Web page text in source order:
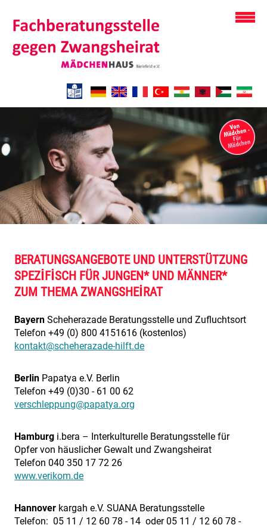
BERATUNGSANGEBOTE UND UNTERSTÜTZUNG
SPEZIFISCH FÜR JUNGEN* UND MÄNNER*
ZUM THEMA ZWANGSHEIRAT
BayernScheherazade Beratungsstelle und Zufluchtsort
Telefon +49 (0) 800 4151616 (kostenlos)
kontakt@scheherazade-hilft.de
Berlin Papatya e.V. Berlin
Telefon +49 (0)30 - 61 00 62
verschleppung@papatya.org
Hamburg i.bera – Interkulturelle Beratungsstelle für
Opfer von häuslicher Gewalt und Zwangsheirat
Telefon 040 350 17 72 26
www.verikom.de
Hannover kargah e.V. SUANA Beratungsstelle
Telefon: 05 11 / 12 60 78 - 14 oder 05 11 / 12 60 78 -